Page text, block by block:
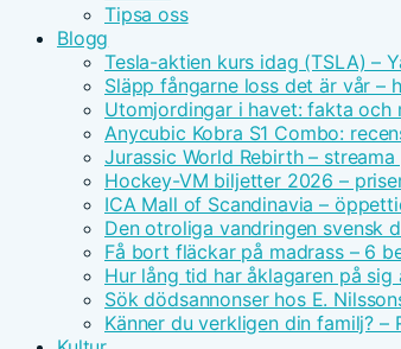
Tipsa oss
Blogg
Tesla-aktien kurs idag (TSLA) –
Släpp fångarne loss det är vår –
Utomjordingar i havet: fakta och
Anycubic Kobra S1 Combo:
Jurassic World Rebirth –
Hockey-VM biljetter 2026 –
ICA Mall of Scandinavia –
Den otroliga vandringen svensk
Få bort fläckar på madrass – 6
Hur lång tid har åklagaren på sig
Sök dödsannonser hos E.
Känner du verkligen din familj? –